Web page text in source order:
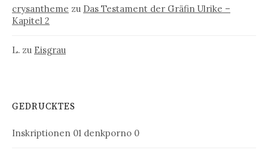
crysantheme zu Das Testament der Gräfin Ulrike –
Kapitel 2
L. zu Eisgrau
GEDRUCKTES
Inskriptionen 01 denkporno 0